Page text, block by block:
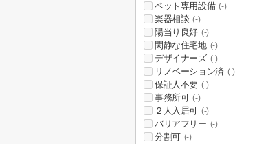
ペット専用設備 (-)
楽器相談 (-)
陽当り良好 (-)
閑静な住宅地 (-)
デザイナーズ (-)
リノベーション済 (-)
保証人不要 (-)
事務所可 (-)
２人入居可 (-)
バリアフリー (-)
分割可 (-)